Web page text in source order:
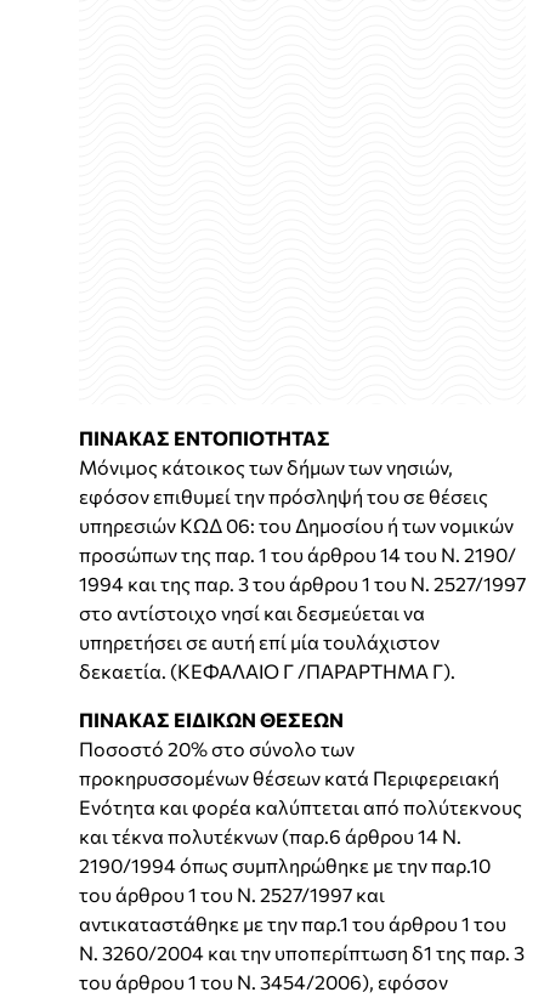
ΠΙΝΑΚΑΣ ΕΝΤΟΠΙΟΤΗΤΑΣ
Μόνιμος κάτοικος των δήμων των νησιών,
εφόσον επιθυμεί την πρόσληψή του σε θέσεις
υπηρεσιών ΚΩΔ 06: του Δημοσίου ή των νομικών
προσώπων της παρ. 1 του άρθρου 14 του Ν. 2190/
1994 και της παρ. 3 του άρθρου 1 του N. 2527/1997
στο αντίστοιχο νησί και δεσμεύεται να
υπηρετήσει σε αυτή επί μία τουλάχιστον
δεκαετία. (ΚΕΦΑΛΑΙΟ Γ /ΠΑΡΑΡΤΗΜΑ Γ).
ΠΙΝΑΚΑΣ ΕΙΔΙΚΩΝ ΘΕΣΕΩΝ
Ποσοστό 20% στο σύνολο των
προκηρυσσομένων θέσεων κατά Περιφερειακή
Ενότητα και φορέα καλύπτεται από πολύτεκνους
και τέκνα πολυτέκνων (παρ.6 άρθρου 14 Ν.
2190/1994 όπως συμπληρώθηκε με την παρ.10
του άρθρου 1 του Ν. 2527/1997 και
αντικαταστάθηκε με την παρ.1 του άρθρου 1 του
Ν. 3260/2004 και την υποπερίπτωση δ1 της παρ. 3
του άρθρου 1 του Ν. 3454/2006), εφόσον